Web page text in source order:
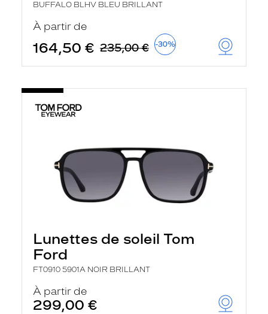
BUFFALO BLHV BLEU BRILLANT
À partir de
164,50 € 235,00 € -30%
Lunettes de soleil Tom
Ford
FT0910 5901A NOIR BRILLANT
À partir de
299,00 €